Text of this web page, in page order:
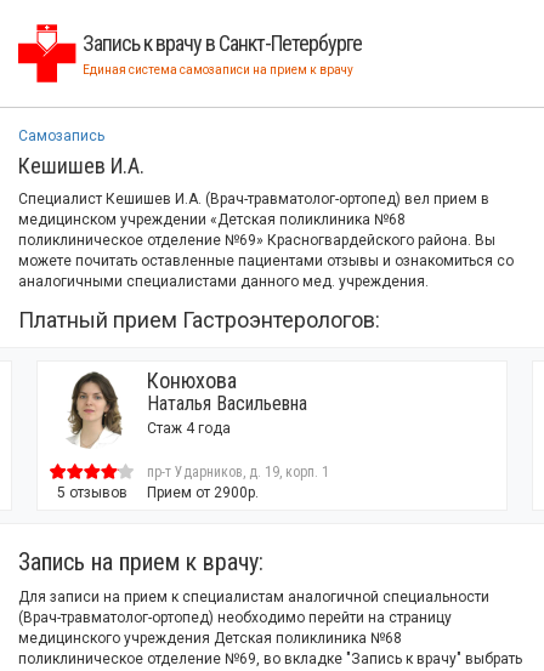
Запись к врачу в Санкт-Петербурге
Единая система самозаписи на прием к врачу
Самозапись
Кешишев И.А.
Специалист Кешишев И.А. (Врач-травматолог-ортопед) вел прием в
медицинском учреждении «Детская поликлиника №68
поликлиническое отделение №69» Красногвардейского района. Вы
можете почитать оставленные пациентами отзывы и ознакомиться со
аналогичными специалистами данного мед. учреждения.
Платный прием Гастроэнтерологов:
5 отзывов
Конюхова
Наталья Васильевна
Стаж 4 года
пр-т Ударников, д. 19, корп. 1
Прием от 2900р.
Запись на прием к врачу:
Для записи на прием к специалистам аналогичной специальности
(Врач-травматолог-ортопед) необходимо перейти на страницу
медицинского учреждения Детская поликлиника №68
поликлиническое отделение №69, во вкладке "Запись к врачу" выбрать